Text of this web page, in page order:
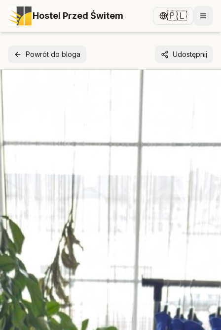
Hostel Przed Świtem 🇵🇱
Powrót do bloga Udostępnij